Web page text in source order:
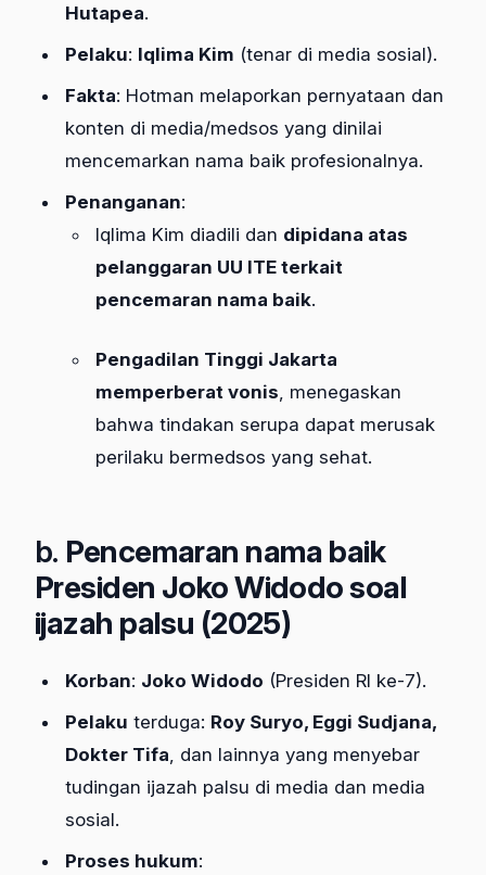
Hutapea.
Pelaku: Iqlima Kim (tenar di media sosial).
Fakta: Hotman melaporkan pernyataan dan
konten di media/medsos yang dinilai
mencemarkan nama baik profesionalnya.
Penanganan:
Iqlima Kim diadili dan dipidana atas
pelanggaran UU ITE terkait
pencemaran nama baik.
Pengadilan Tinggi Jakarta
memperberat vonis, menegaskan
bahwa tindakan serupa dapat merusak
perilaku bermedsos yang sehat.​
b. Pencemaran nama baik
Presiden Joko Widodo soal
ijazah palsu (2025)
Korban: Joko Widodo (Presiden RI ke‑7).
Pelaku terduga: Roy Suryo, Eggi Sudjana,
Dokter Tifa, dan lainnya yang menyebar
tudingan ijazah palsu di media dan media
sosial.​
Proses hukum: